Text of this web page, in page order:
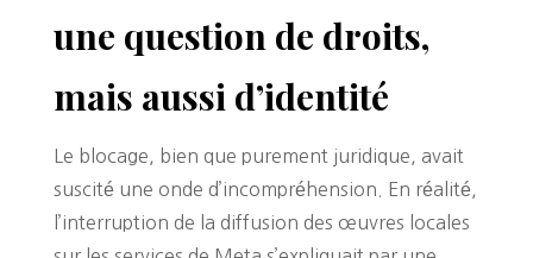
une question de droits,
mais aussi d’identité
Le blocage, bien que purement juridique, avait
suscité une onde d’incompréhension. En réalité,
l’interruption de la diffusion des œuvres locales